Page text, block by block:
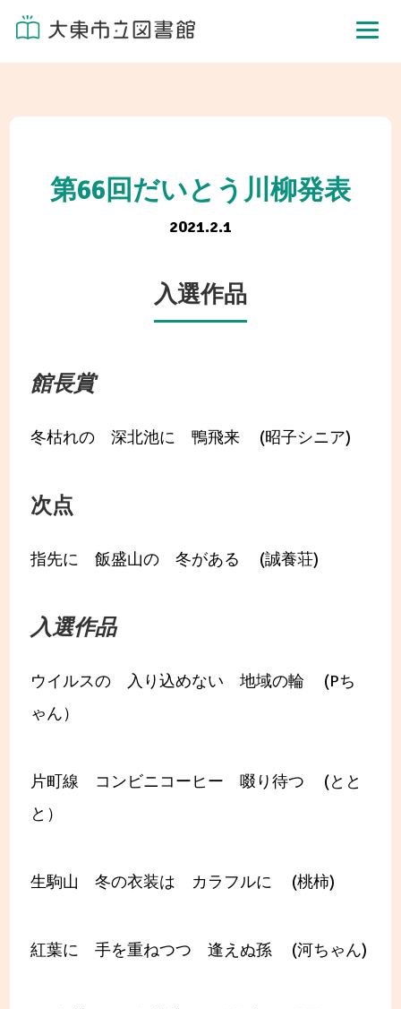
第66回だいとう川柳発表
2021.2.1
入選作品
館長賞
冬枯れの 深北池に 鴨飛来 (昭子シニア)
次点
指先に 飯盛山の 冬がある (誠養荘)
入選作品
ウイルスの 入り込めない 地域の輪 (Pち
ゃん）
片町線 コンビニコーヒー 啜り待つ (とと
と）
生駒山 冬の衣装は カラフルに (桃柿)
紅葉に 手を重ねつつ 逢えぬ孫 (河ちゃん)